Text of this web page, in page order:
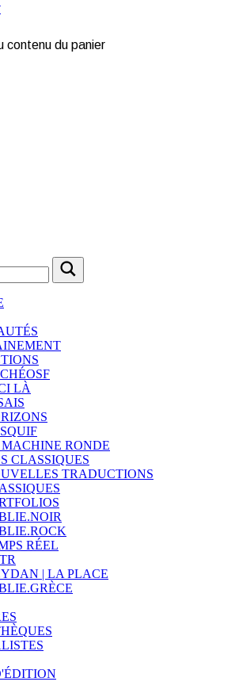
contenu du panier
LÀ
RONDE
CLASSIQUES
TRADUCTIONS
RÉEL
| LA PLACE